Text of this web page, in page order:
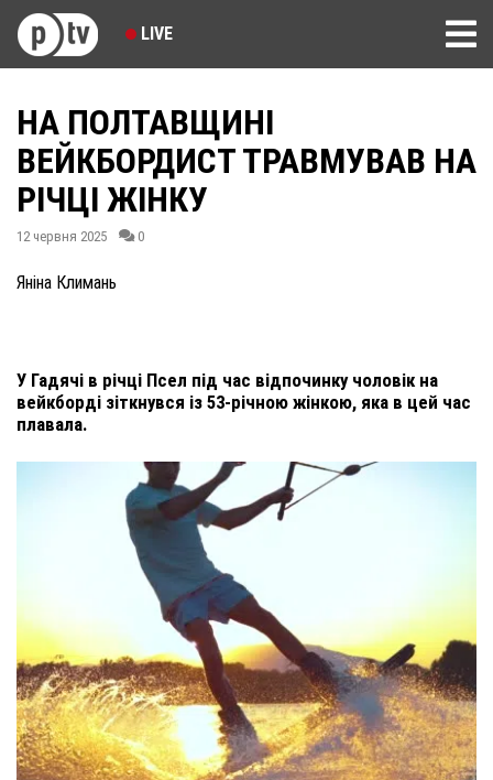
LIVE
НА ПОЛТАВЩИНІ
ВЕЙКБОРДИСТ ТРАВМУВАВ НА
РІЧЦІ ЖІНКУ
12 червня 2025 0
Яніна Климань
У Гадячі в річці Псел під час відпочинку чоловік на
вейкборді зіткнувся із 53-річною жінкою, яка в цей час
плавала.